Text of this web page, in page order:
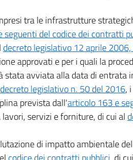
tra le infrastrutture
seguenti del codice dei contratti
decreto legislativo 12 aprile
approvati e per i quali la
stata avviata alla data di entrata
decreto legislativo n. 50 del 2016,
prevista dall'articolo 163 e
servizi e forniture, di cui al
di impatto ambientale